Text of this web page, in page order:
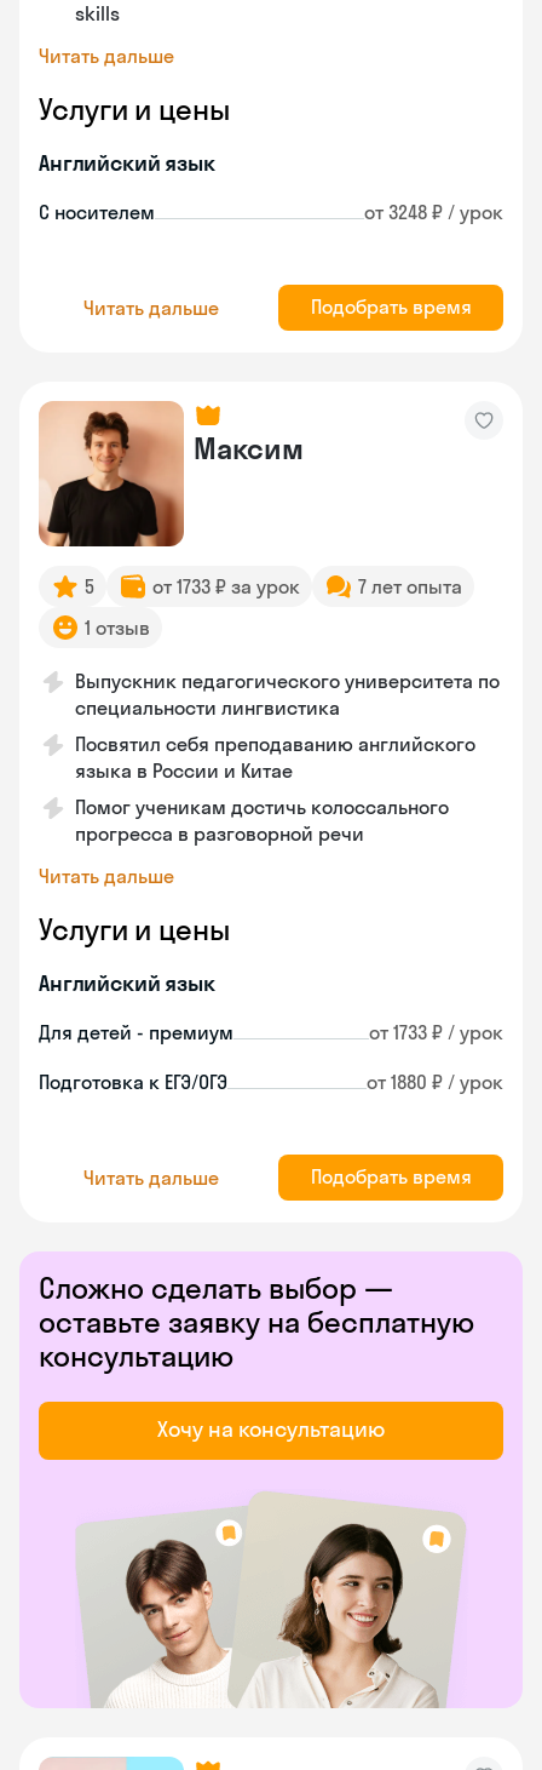
skills
Читать дальше
Услуги и цены
Английский язык
С носителем от 3248 ₽ / урок
Читать дальше Подобрать время
Максим
5 от 1733 ₽ за урок
7 лет опыта
1 отзыв
Выпускник педагогического университета по
специальности лингвистика
Посвятил себя преподаванию английского
языка в России и Китае
Помог ученикам достичь колоссального
прогресса в разговорной речи
Читать дальше
Услуги и цены
Английский язык
Для детей - премиум от 1733 ₽ / урок
Подготовка к ЕГЭ/ОГЭ от 1880 ₽ / урок
Читать дальше Подобрать время
Сложно сделать выбор —
оставьте заявку на бесплатную
консультацию
Хочу на консультацию